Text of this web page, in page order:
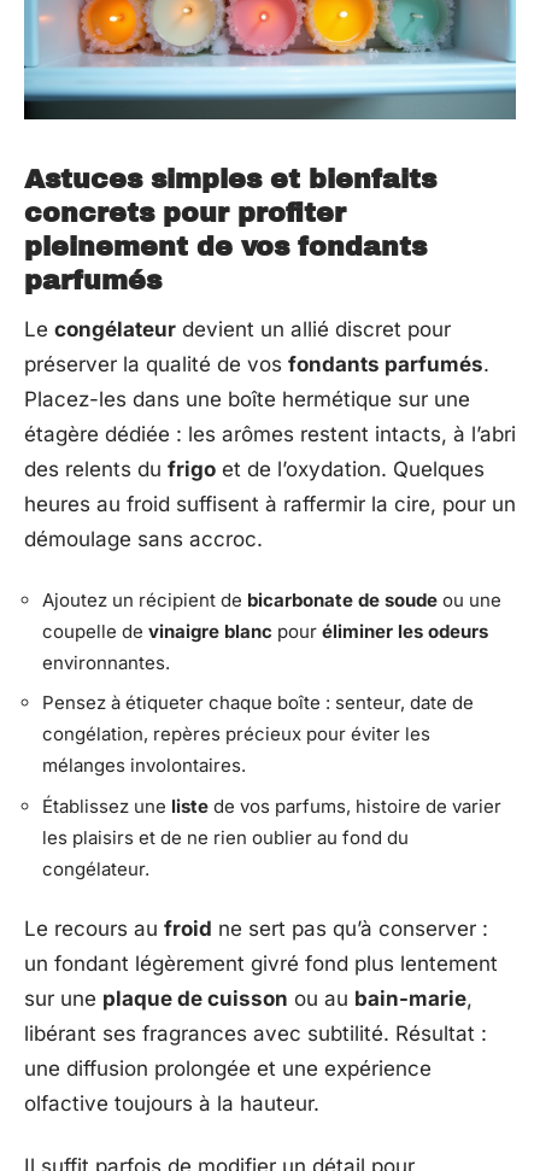
Astuces simples et bienfaits
concrets pour profiter
pleinement de vos fondants
parfumés
Le congélateur devient un allié discret pour
préserver la qualité de vos fondants parfumés.
Placez-les dans une boîte hermétique sur une
étagère dédiée : les arômes restent intacts, à l’abri
des relents du frigo et de l’oxydation. Quelques
heures au froid suffisent à raffermir la cire, pour un
démoulage sans accroc.
Ajoutez un récipient de bicarbonate de soude ou une
coupelle de vinaigre blanc pour éliminer les odeurs
environnantes.
Pensez à étiqueter chaque boîte : senteur, date de
congélation, repères précieux pour éviter les
mélanges involontaires.
Établissez une liste de vos parfums, histoire de varier
les plaisirs et de ne rien oublier au fond du
congélateur.
Le recours au froid ne sert pas qu’à conserver :
un fondant légèrement givré fond plus lentement
sur une plaque de cuisson ou au bain-marie,
libérant ses fragrances avec subtilité. Résultat :
une diffusion prolongée et une expérience
olfactive toujours à la hauteur.
Il suffit parfois de modifier un détail pour